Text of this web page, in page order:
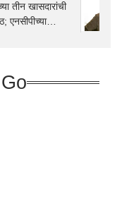
तीन खासदारांची
एनसीपीच्या